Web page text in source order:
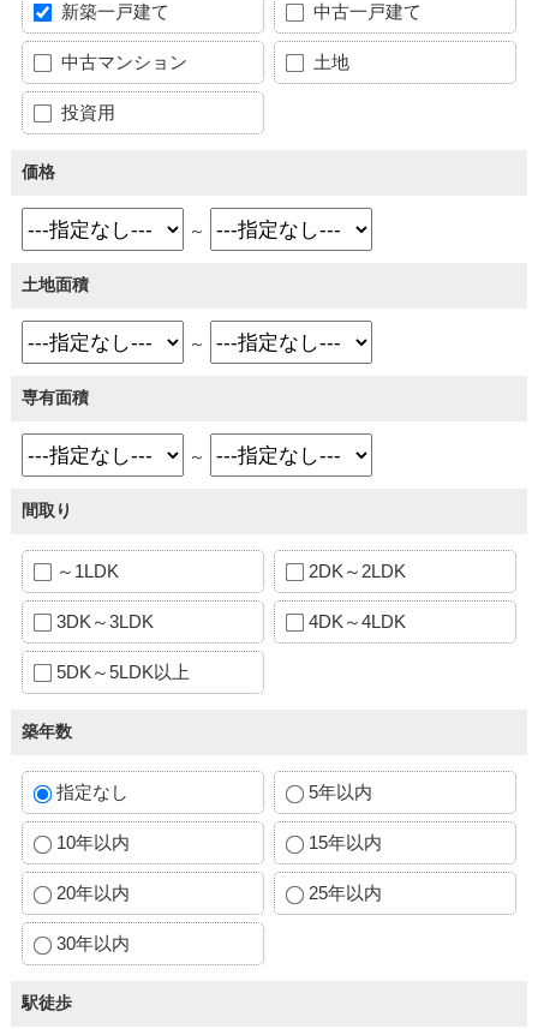
新築一戸建て 中古一戸建て
中古マンション 土地
投資用
価格
～
土地面積
～
専有面積
～
間取り
～1LDK 2DK～2LDK
3DK～3LDK 4DK～4LDK
5DK～5LDK以上
築年数
指定なし 5年以内
10年以内 15年以内
20年以内 25年以内
30年以内
駅徒歩